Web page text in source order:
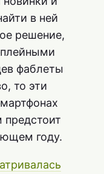
в ней
решение,
фаблеты
то эти
предстоит
году.